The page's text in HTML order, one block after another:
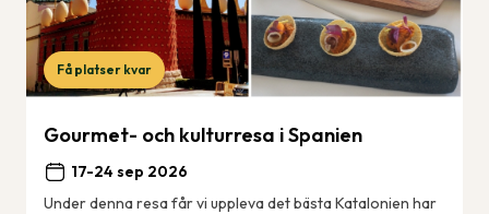
Få platser kvar
Gourmet- och kulturresa i Spanien
17-24 sep 2026
Under denna resa får vi uppleva det bästa Katalonien har